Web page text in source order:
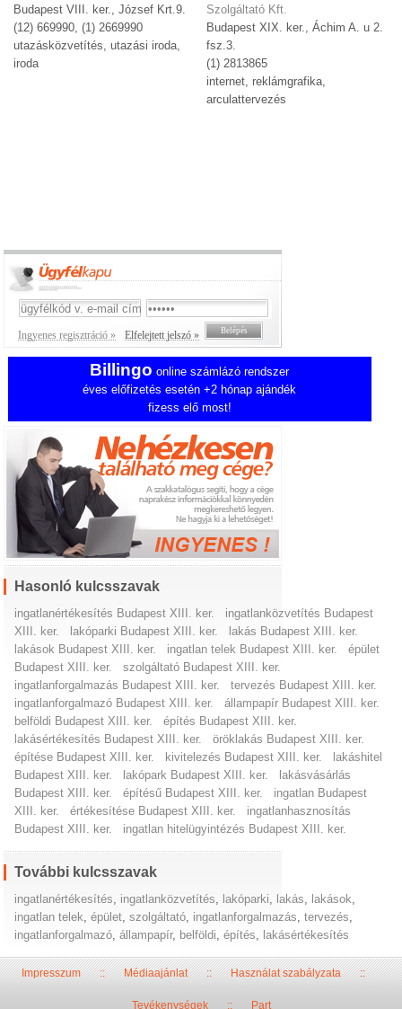
Budapest VIII. ker., József Krt.9.
(12) 669990, (1) 2669990
utazásközvetítés, utazási iroda,
iroda
Szolgáltató Kft.
Budapest XIX. ker., Áchim A. u 2.
fsz.3.
(1) 2813865
internet, reklámgrafika,
arculattervezés
Ingyenes regisztráció » Elfelejtett jelszó »
Billingo online számlázó rendszer
éves előfizetés esetén +2 hónap ajándék
fizess elő most!
Hasonló kulcsszavak
ingatlanértékesítés Budapest XIII. ker.
ingatlanközvetítés Budapest
XIII. ker.
lakóparki Budapest XIII. ker.
lakás Budapest XIII. ker.
lakások Budapest XIII. ker.
ingatlan telek Budapest XIII. ker.
épület
Budapest XIII. ker.
szolgáltató Budapest XIII. ker.
ingatlanforgalmazás Budapest XIII. ker.
tervezés Budapest XIII. ker.
ingatlanforgalmazó Budapest XIII. ker.
állampapír Budapest XIII. ker.
belföldi Budapest XIII. ker.
építés Budapest XIII. ker.
lakásértékesítés Budapest XIII. ker.
öröklakás Budapest XIII. ker.
építése Budapest XIII. ker.
kivitelezés Budapest XIII. ker.
lakáshitel
Budapest XIII. ker.
lakópark Budapest XIII. ker.
lakásvásárlás
Budapest XIII. ker.
építésű Budapest XIII. ker.
ingatlan Budapest
XIII. ker.
értékesítése Budapest XIII. ker.
ingatlanhasznosítás
Budapest XIII. ker.
ingatlan hitelügyintézés Budapest XIII. ker.
További kulcsszavak
ingatlanértékesítés ingatlanközvetítés lakóparki lakás lakások
ingatlan telek ,épület ,szolgáltató ingatlanforgalmazás ,tervezés
ingatlanforgalmazó ,állampapír, belföldi ,építés lakásértékesítés
Impresszum::Médiaajánlat::Használat szabályzata::
Tevékenységek:: Part